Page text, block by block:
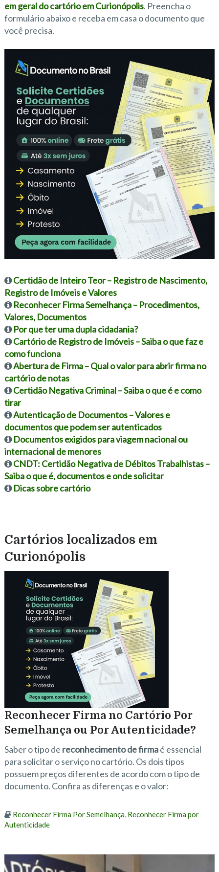
em geral do cartório em Curionópolis. Preencha o
formulário abaixo e receba em casa o documento que
você precisa.
Certidão de Inteiro Teor – Registro de Nascimento,
Registro de Imóveis e Valores
Reconhecer Firma Semelhança – Procedimentos,
Valores, Documentos
Por que ter uma dupla cidadania?
Cartório de Registro de Imóveis – Saiba o que faz e
como funciona
Abertura de Firma – Qual o valor para abrir firma no
cartório de notas
Certidão Negativa Criminal – Saiba o que é e como
tirar
Autenticação de Documentos – Valores e
documentos que podem ser autenticados
Documentos exigidos para viagem nacional ou
internacional de menores
CNDT: Certidão Negativa de Débitos Trabalhistas –
Saiba o que é, documentos e onde solicitar
Dicas sobre cartório
Cartórios localizados em
Curionópolis
Reconhecer Firma no Cartório Por
Semelhança ou Por Autenticidade?
Saber o tipo de reconhecimento de firmaé essencial
para solicitar o serviço no cartório. Os dois tipos
possuem preços diferentes de acordo com o tipo de
documento. Confira as diferenças e o valor:
Reconhecer Firma Por Semelhança, Reconhecer Firma por
Autenticidade